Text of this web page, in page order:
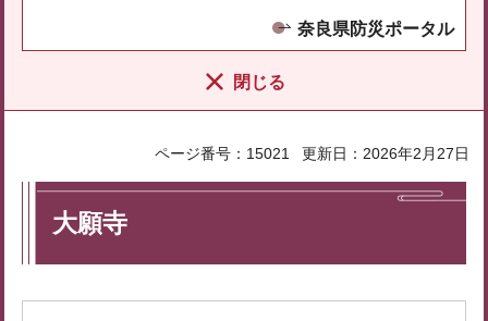
奈良県防災ポータル
閉じる
ページ番号：15021 更新日：2026年2月27日
大願寺